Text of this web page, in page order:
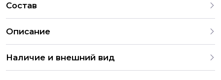
Состав
Описание
Наличие и внешний вид